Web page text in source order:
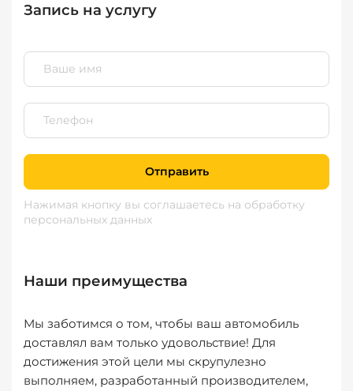
Запись на услугу
Отправить
Нажимая кнопку вы соглашаетесь на обработку
персональных данных
Наши преимущества
Мы заботимся о том, чтобы ваш автомобиль
доставлял вам только удовольствие! Для
достижения этой цели мы скрупулезно
выполняем, разработанный производителем,